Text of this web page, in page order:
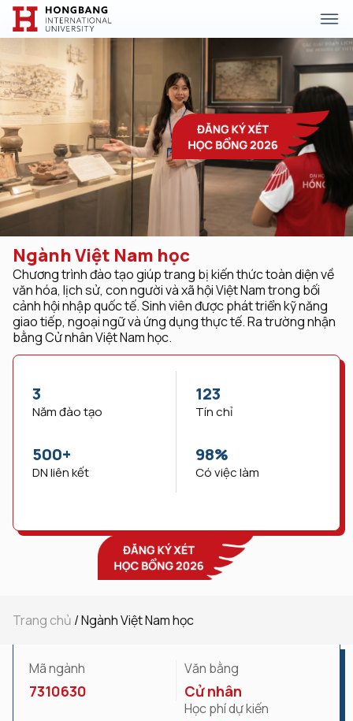
Ngành Việt Nam học
Chương trình đào tạo giúp trang bị kiến thức toàn diện về
văn hóa, lịch sử, con người và xã hội Việt Nam trong bối
cảnh hội nhập quốc tế. Sinh viên được phát triển kỹ năng
giao tiếp, ngoại ngữ và ứng dụng thực tế. Ra trường nhận
bằng Cử nhân Việt Nam học.
Năm đào tạo
3
Tín chỉ
123
DN liên kết
500+
Có việc làm
98%
Trang chủ /Ngành Việt Nam học
Mã ngành
7310630
Văn bằng
Cử nhân
Học phí dự kiến